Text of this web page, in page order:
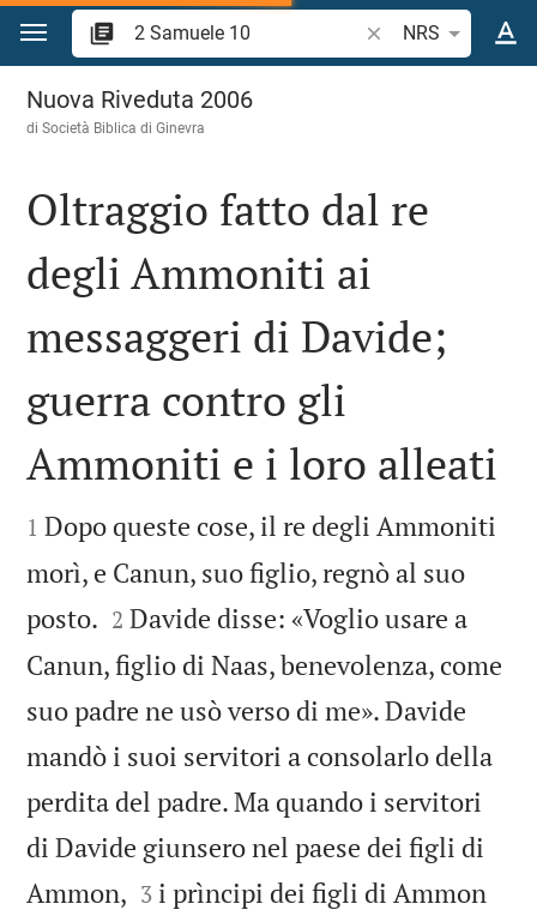
Vai al contenuto
Ricerca verso
NRS
2 Samuele 10
Nuova Riveduta 2006
di Società Biblica di Ginevra

Oltraggio fatto dal re
degli Ammoniti ai
messaggeri di Davide;
guerra contro gli
Ammoniti e i loro alleati

1 Dopo queste cose, il re degli Ammoniti
morì, e Canun, suo figlio, regnò al suo
posto. 

2 Davide disse: «Voglio usare a
Canun, figlio di Naas, benevolenza, come
suo padre ne usò verso di me». Davide
mandò i suoi servitori a consolarlo della
perdita del padre. Ma quando i servitori
di Davide giunsero nel paese dei figli di
Ammon, 

3 i prìncipi dei figli di Ammon